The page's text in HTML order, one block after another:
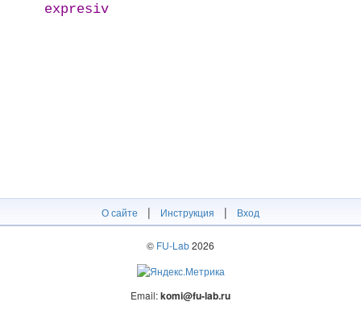
expresiv
О сайте | Инструкция | Вход
© FU-Lab2026
Email:komi@fu-lab.ru